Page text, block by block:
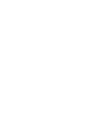
aún está
del acuerdo
relación
Durante su
Academia y
para que